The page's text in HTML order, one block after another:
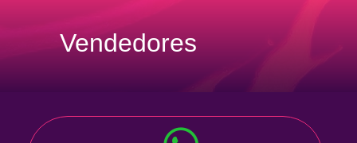
Vendedores